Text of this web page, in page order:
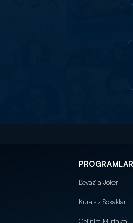
PROGRAMLAR
Beyaz'la Joker
Kuralsız Sokaklar
Gelinim Mutfakta